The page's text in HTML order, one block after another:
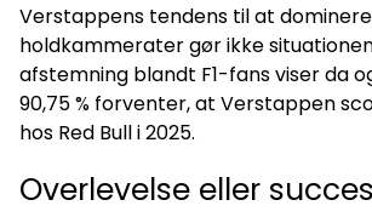
Verstappens tendens til at
holdkammerater gør ikke
afstemning blandt F1-fans viser da
90,75 % forventer, at Verstappen
hos Red Bull i 2025.
Overlevelse eller